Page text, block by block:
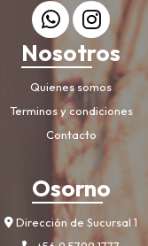
Nosotros
Quienes somos
Terminos y condiciones
Contacto
Osorno
Dirección de Sucursal 1